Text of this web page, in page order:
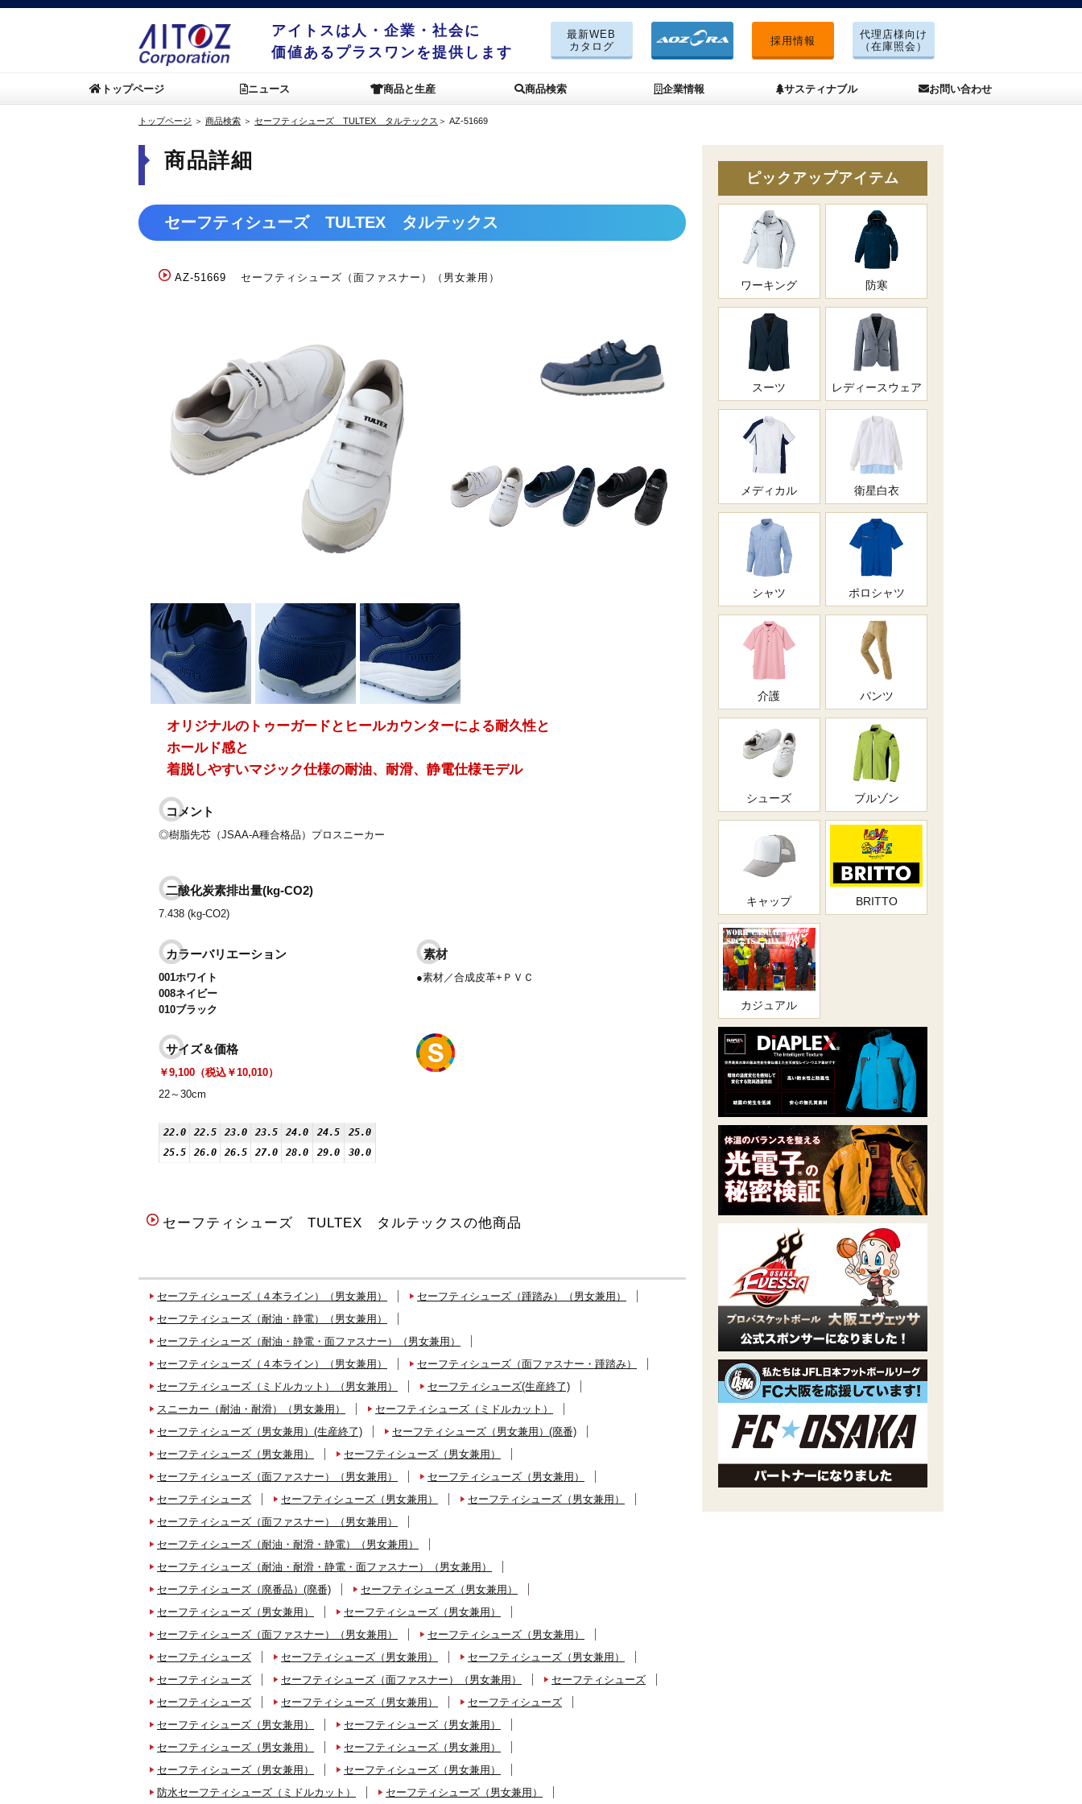
アイトスは人・企業・社会に
価値あるプラスワンを提供します
最新WEB
カタログ
採用情報
代理店様向け
（在庫照会）
トップページ ニュース 商品と生産 商品検索 企業情報 サスティナブル お問い合わせ
トップページ ＞ 商品検索 ＞ セーフティシューズ TULTEX タルテックス ＞ AZ-51669
商品詳細
セーフティシューズ TULTEX タルテックス
AZ-51669 セーフティシューズ（面ファスナー）（男女兼用）
オリジナルのトゥーガードとヒールカウンターによる耐久性と
ホールド感と
着脱しやすいマジック仕様の耐油、耐滑、静電仕様モデル
コメント
◎樹脂先芯（JSAA-A種合格品）プロスニーカー
二酸化炭素排出量(kg-CO2)
7.438 (kg-CO2)
カラーバリエーション
001ホワイト
008ネイビー
010ブラック
素材
●素材／合成皮革+ＰＶＣ
サイズ＆価格
￥9,100（税込￥10,010）
22～30cm
22.0 22.5 23.0 23.5 24.0 24.5
25.0
25.5
26.0 26.5 27.0 28.0 29.0 30.0
セーフティシューズ TULTEX タルテックスの他商品
セーフティシューズ（４本ライン）（男女兼用）
セーフティシューズ（踵踏み）（男女兼用）
セーフティシューズ（耐油・静電）（男女兼用）
セーフティシューズ（耐油・静電・面ファスナー）（男女兼用）
セーフティシューズ（４本ライン）（男女兼用）
セーフティシューズ（面ファスナー・踵踏み）
セーフティシューズ（ミドルカット）（男女兼用）
セーフティシューズ(生産終了)
スニーカー（耐油・耐滑）（男女兼用）
セーフティシューズ（ミドルカット）
セーフティシューズ（男女兼用）(生産終了)
セーフティシューズ（男女兼用）(廃番)
セーフティシューズ（男女兼用）
セーフティシューズ（男女兼用）
セーフティシューズ（面ファスナー）（男女兼用）
セーフティシューズ（男女兼用）
セーフティシューズ
セーフティシューズ（男女兼用）
セーフティシューズ（男女兼用）
セーフティシューズ（面ファスナー）（男女兼用）
セーフティシューズ（耐油・耐滑・静電）（男女兼用）
セーフティシューズ（耐油・耐滑・静電・面ファスナー）（男女兼用）
セーフティシューズ（廃番品）(廃番)
セーフティシューズ（男女兼用）
セーフティシューズ（男女兼用）
セーフティシューズ（男女兼用）
セーフティシューズ（面ファスナー）（男女兼用）
セーフティシューズ（男女兼用）
セーフティシューズ
セーフティシューズ（男女兼用）
セーフティシューズ（男女兼用）
セーフティシューズ
セーフティシューズ（面ファスナー）（男女兼用）
セーフティシューズ
セーフティシューズ
セーフティシューズ（男女兼用）
セーフティシューズ
セーフティシューズ（男女兼用）
セーフティシューズ（男女兼用）
セーフティシューズ（男女兼用）
セーフティシューズ（男女兼用）
セーフティシューズ（男女兼用）
セーフティシューズ（男女兼用）
防水セーフティシューズ（ミドルカット）
セーフティシューズ（男女兼用）
ピックアップアイテム
ワーキング 防寒
スーツ レディースウェア
メディカル 衛星白衣
シャツ ポロシャツ
介護 パンツ
シューズ ブルゾン
キャップ BRITTO
カジュアル